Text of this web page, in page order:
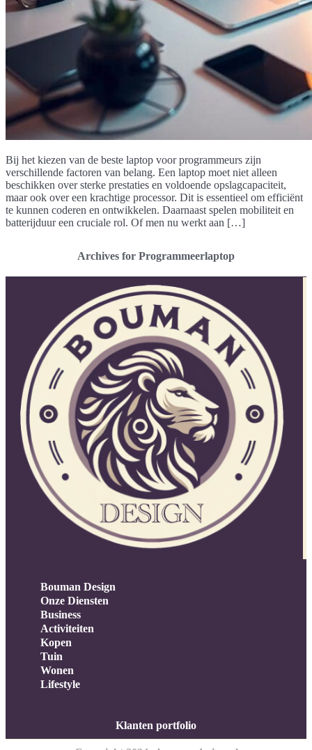
Bij het kiezen van de beste laptop voor programmeurs zijn
verschillende factoren van belang. Een laptop moet niet alleen
beschikken over sterke prestaties en voldoende opslagcapaciteit,
maar ook over een krachtige processor. Dit is essentieel om efficiënt
te kunnen coderen en ontwikkelen. Daarnaast spelen mobiliteit en
batterijduur een cruciale rol. Of men nu werkt aan […]
Archives for Programmeerlaptop
Bouman Design
Onze Diensten
Business
Activiteiten
Kopen
Tuin
Wonen
Lifestyle
Klanten portfolio